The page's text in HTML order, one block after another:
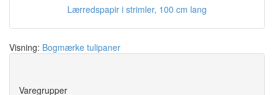
Lærredspapir i strimler, 100 cm lang
Visning: Bogmærke tulipaner
Varegrupper